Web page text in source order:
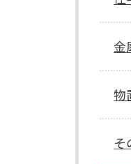
金
物
そ